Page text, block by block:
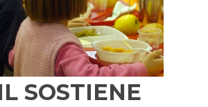
SOSTIENE